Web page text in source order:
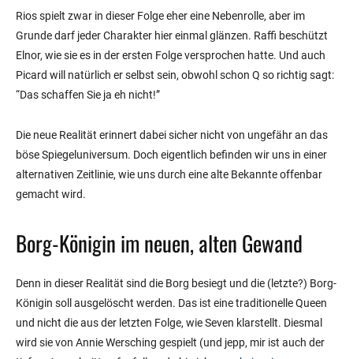
Rios spielt zwar in dieser Folge eher eine Nebenrolle, aber im
Grunde darf jeder Charakter hier einmal glänzen. Raffi beschützt
Elnor, wie sie es in der ersten Folge versprochen hatte. Und auch
Picard will natürlich er selbst sein, obwohl schon Q so richtig sagt:
“Das schaffen Sie ja eh nicht!”
Die neue Realität erinnert dabei sicher nicht von ungefähr an das
böse Spiegeluniversum. Doch eigentlich befinden wir uns in einer
alternativen Zeitlinie, wie uns durch eine alte Bekannte offenbar
gemacht wird.
Borg-Königin im neuen, alten Gewand
Denn in dieser Realität sind die Borg besiegt und die (letzte?) Borg-
Königin soll ausgelöscht werden. Das ist eine traditionelle Queen
und nicht die aus der letzten Folge, wie Seven klarstellt. Diesmal
wird sie von Annie Wersching gespielt (und jepp, mir ist auch der